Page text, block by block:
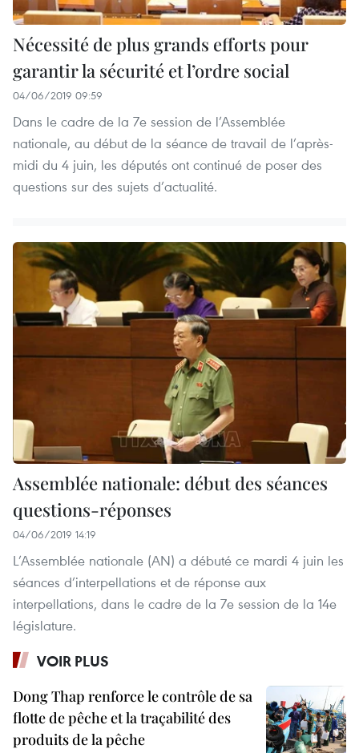
Nécessité de plus grands efforts pour
garantir la sécurité et l’ordre social
04/06/2019 09:59
Dans le cadre de la 7e session de l’Assemblée
nationale, au début de la séance de travail de l’après-
midi du 4 juin, les députés ont continué de poser des
questions sur des sujets d’actualité.
Assemblée nationale: début des séances
questions-réponses
04/06/2019 14:19
L’Assemblée nationale (AN) a débuté ce mardi 4 juin les
séances d’interpellations et de réponse aux
interpellations, dans le cadre de la 7e session de la 14e
législature.
VOIR PLUS
Dong Thap renforce le contrôle de sa
flotte de pêche et la traçabilité des
produits de la pêche